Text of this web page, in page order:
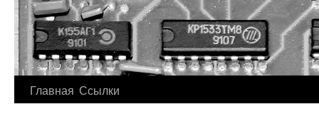
Главная Ссылки